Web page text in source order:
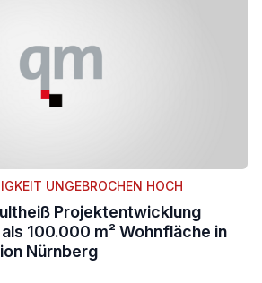
UNGEBROCHEN HOCH
Projektentwicklung
100.000 m² Wohnfläche in
Nürnberg